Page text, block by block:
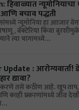
बचाव पद्धती
न्यूमोनिया हा आाजार
, बॅक्टेरिया किंवा
त्या भागामध्ये…
: आरोग्यवार्ता!
द्यावा?
करणे तसे कठीण आहे. खूप
काही प्रकरणांमध्ये जीव